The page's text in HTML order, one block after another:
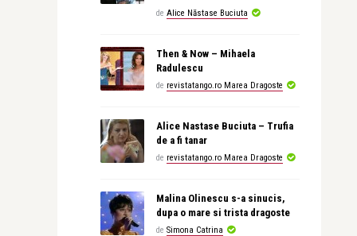
de Alice Năstase Buciuta
Then & Now – Mihaela
Radulescu
de revistatango.ro Marea Dragoste
Alice Nastase Buciuta – Trufia
de a fi tanar
de revistatango.ro Marea Dragoste
Malina Olinescu s-a sinucis,
dupa o mare si trista dragoste
de Simona Catrina